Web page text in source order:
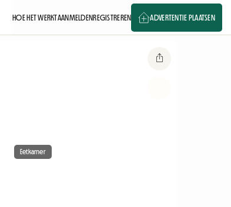
HOE HET WERKTAANMELDENREGISTREREN ADVERTENTIE PLAATSEN
Eetkamer